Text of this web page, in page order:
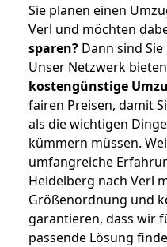
Sie planen einen
Verl und möchten
sparen? Dann sind
Unser Netzwerk
kostengünstige
fairen Preisen, damit
als die wichtigen
kümmern müssen.
umfangreiche
Heidelberg nach Verl
Größenordnung und
garantieren, dass wir
passende Lösung